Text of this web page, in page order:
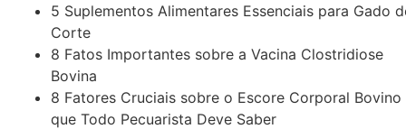
5 Suplementos Alimentares Essenciais para Gado
Corte
8 Fatos Importantes sobre a Vacina Clostridiose
Bovina
8 Fatores Cruciais sobre o Escore Corporal Bovino
que Todo Pecuarista Deve Saber